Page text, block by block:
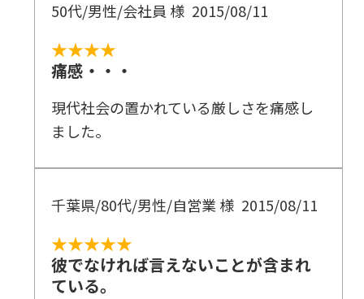
50代/男性/会社員 様 2015/08/11
★★★★
痛感・・・
現代社会の置かれている厳しさを痛感し
ました。
千葉県/80代/男性/自営業 様 2015/08/11
★★★★★
彼でなければ言えないことが含まれ
ている。